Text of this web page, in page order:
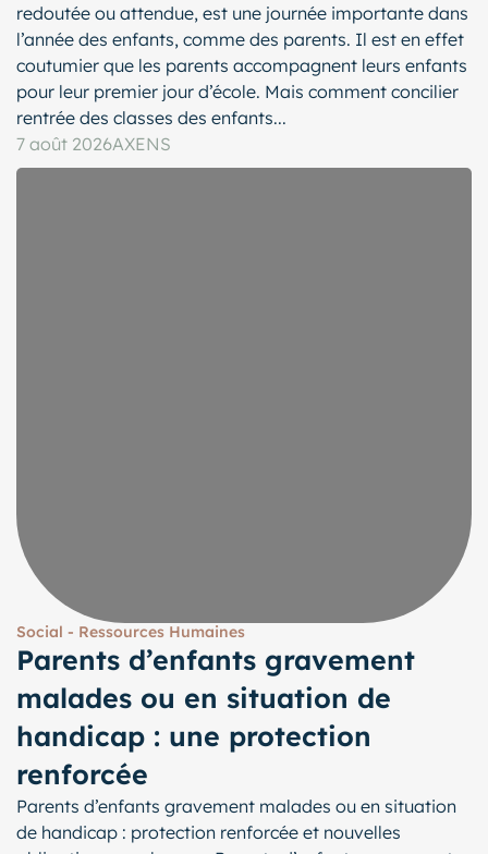
redoutée ou attendue, est une journée importante dans
l’année des enfants, comme des parents. Il est en effet
coutumier que les parents accompagnent leurs enfants
pour leur premier jour d’école. Mais comment concilier
rentrée des classes des enfants...
7 août 2026AXENS
Social - Ressources Humaines
Parents d’enfants gravement
malades ou en situation de
handicap : une protection
renforcée
Parents d’enfants gravement malades ou en situation
de handicap : protection renforcée et nouvelles